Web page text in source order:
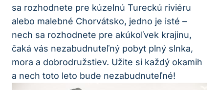
sa rozhodnete pre kúzelnú Tureckú riviéru
alebo malebné Chorvátsko, jedno je isté –
nech sa rozhodnete pre akúkoľvek krajinu,
čaká vás nezabudnuteľný pobyt plný slnka,
mora a dobrodružstiev. Užite si každý okamih
a nech toto leto bude nezabudnuteľné!